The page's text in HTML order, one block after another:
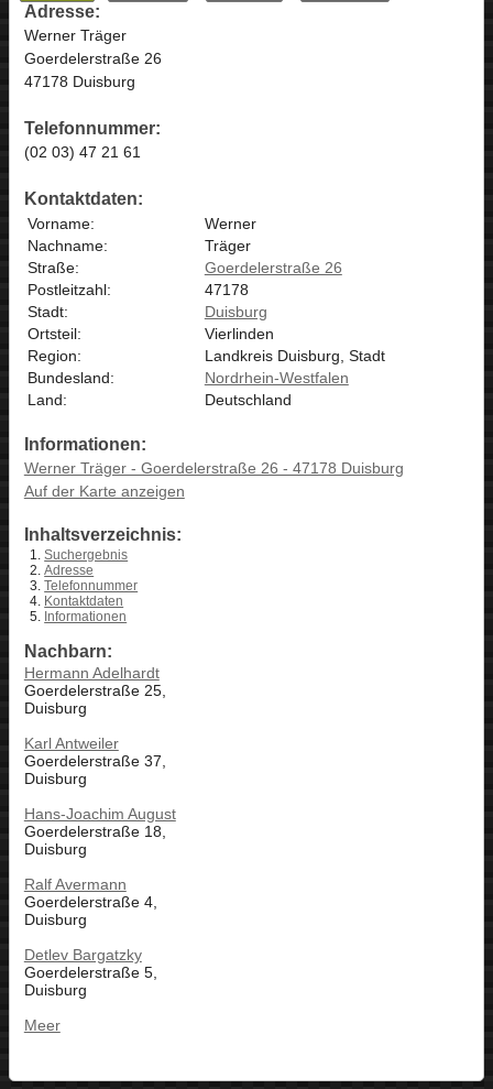
Adresse:
Werner Träger
Goerdelerstraße 26
47178 Duisburg
Telefonnummer:
(02 03) 47 21 61
Kontaktdaten:
Vorname:
Werner
Nachname:
Träger
Straße:
Goerdelerstraße 26
Postleitzahl:
47178
Stadt:
Duisburg
Ortsteil:
Vierlinden
Region:
Landkreis Duisburg, Stadt
Bundesland:
Nordrhein-Westfalen
Land:
Deutschland
Informationen:
Werner Träger - Goerdelerstraße 26 - 47178 Duisburg
Auf der Karte anzeigen
Inhaltsverzeichnis:
Suchergebnis
Adresse
Telefonnummer
Kontaktdaten
Informationen
Nachbarn:
Hermann Adelhardt
Goerdelerstraße 25,
Duisburg
Karl Antweiler
Goerdelerstraße 37,
Duisburg
Hans-Joachim August
Goerdelerstraße 18,
Duisburg
Ralf Avermann
Goerdelerstraße 4,
Duisburg
Detlev Bargatzky
Goerdelerstraße 5,
Duisburg
Meer